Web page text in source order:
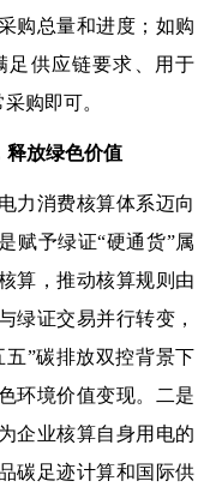
购总量和进度；如购
足供应链要求、用于
购即可。
放绿色价值
消费核算体系迈向
赋予绿证“硬通货”属
算，推动核算规则由
绿证交易并行转变，
”碳排放双控背景下
环境价值变现。
二是
企业核算自身用电的
碳足迹计算和国际供